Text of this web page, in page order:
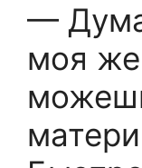
k
—
моя